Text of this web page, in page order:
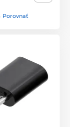
Porovnať